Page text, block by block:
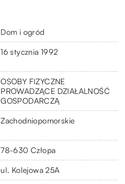
Dom i ogród
16 stycznia 1992
OSOBY FIZYCZNE
PROWADZĄCE DZIAŁALNOŚĆ
GOSPODARCZĄ
Zachodniopomorskie
78-630 Człopa
ul. Kolejowa 25A